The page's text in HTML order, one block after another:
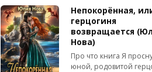
Непокорённая,
герцогиня
возвращается
Нова)
Про что книга Я
юной, родовитой